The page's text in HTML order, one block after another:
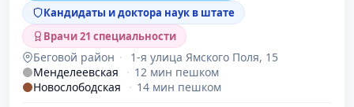
Кандидаты и доктора наук в штате
Врачи 21 специальности
Беговой район ·
1-я улица Ямского Поля, 15
Менделеевская
· 12 мин пешком
Новослободская
· 14 мин пешком